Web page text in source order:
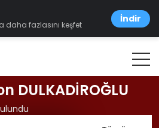
fazlasını keşfet
İndir
DULKADİROĞLU